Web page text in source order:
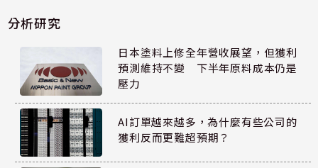
分析研究
日本塗料上修全年營收展望，但獲利
預測維持不變 下半年原料成本仍是
壓力
AI訂單越來越多，為什麼有些公司的
獲利反而更難超預期？